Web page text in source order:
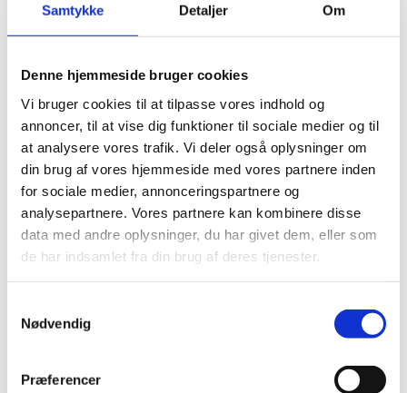
Samtykke Detaljer Om
Denne hjemmeside bruger cookies
Vi bruger cookies til at tilpasse vores indhold og
annoncer, til at vise dig funktioner til sociale medier og til
at analysere vores trafik. Vi deler også oplysninger om
din brug af vores hjemmeside med vores partnere inden
for sociale medier, annonceringspartnere og
analysepartnere. Vores partnere kan kombinere disse
data med andre oplysninger, du har givet dem, eller som
de har indsamlet fra din brug af deres tjenester.
Nødvendig
Præferencer